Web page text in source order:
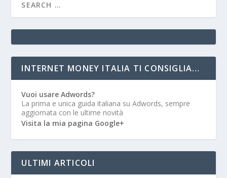
INTERNET MONEY ITALIA TI CONSIGLIA…
Vuoi usare Adwords?
La prima e unica guida italiana su Adwords, sempre
aggiornata con le ultime novità
Visita la mia pagina Google+
ULTIMI ARTICOLI